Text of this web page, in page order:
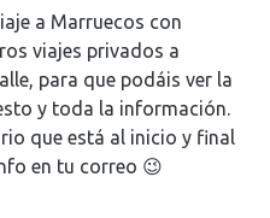
a Marruecos con
viajes privados a
para que podáis ver la
y toda la información.
que está al inicio y final
en tu correo 😉